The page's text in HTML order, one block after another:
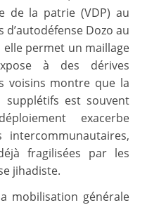
de la patrie (VDP) au
Dozo au
permet un maillage
à des dérives
voisins montre que la
supplétifs est souvent
exacerbe
fragilisées par les
jihadiste.
mobilisation générale